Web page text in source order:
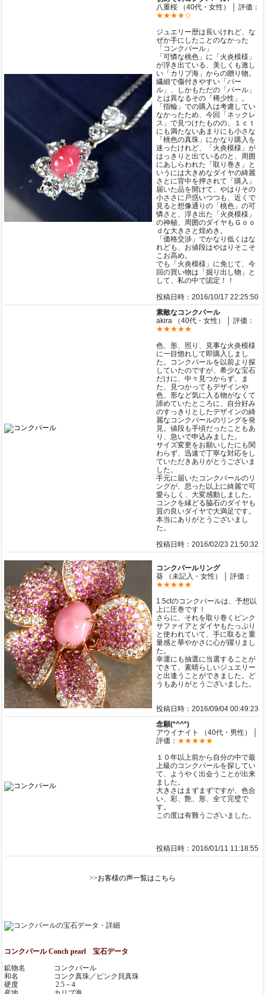
八重桜 （40代・女性） │ 評価：
★★★★☆
ジュエリー歴は長いけれど、な
ぜか手にしたことのなかった
「コンクパール」
「可憐な桃色」に「火炎模様」
が浮き出ている、美しくも激し
い「カリブ海」からの贈り物。
繊細で傷付きやすい「パー
ル」、しかもただの「パール」
とは異なるその「稀少性」。
「指輪」での購入は考慮してい
なかったため、今回「ネックレ
ス」で見つけたものの、１ｃｔ
にも満たないあまりにも小さな
「桃色の真珠」にかなり購入を
迷ったけれど、「火炎模様」が
はっきりと出ているのと、周囲
にあしらわれた「取り巻き」と
いうには大きめなダイヤの綺麗
さとに背中を押されて「購入」
届いた品を開けて、やはりその
小ささに戸惑いつつも、近くで
見ると想像通りの「桃色」の可
憐さと、浮き出た「火炎模様」
の神秘、周囲のダイヤもＧｏｏ
ｄな大きさと煌めき。
「価格交渉」でかなり低くはな
れども、お値段はやはりそこそ
こお高め。
でも「火炎模様」に免じて、今
回の買い物は「掘り出し物」と
して、私の中で認定！！
投稿日時：2016/10/17 22:25:50
素敵なコンクパール
akira （40代・女性） │ 評価：
★★★★★
色、形、照り、見事な火炎模様
に一目惚れして即購入しまし
た。コンクパールを以前より探
していたのですが、希少な宝石
だけに、中々見つからず、ま
た、見つかってもデザインや
色、形など気に入る物がなくて
諦めていたところに、自分好み
のすっきりとしたデザインの綺
麗なコンクパールのリングを発
見。値段も手頃だったこともあ
り、急いで申込みました。
サイズ変更をお願いしたにも関
わらず、迅速で丁寧な対応をし
ていただきありがとうございま
した。
手元に届いたコンクパールのリ
ングが、思った以上に綺麗で可
愛らしく、大変感動しました。
コンクを縁どる脇石のダイヤも
質の良いダイヤで大満足です。
本当にありがとうございまし
た。
投稿日時：2016/02/23 21:50:32
コンクパールリング
葵 （未記入・女性） │ 評価：
★★★★★
1.5ctのコンクパールは、予想以
上に圧巻です！
さらに、それを取り巻くピンク
サファイアとダイヤもたっぷり
と使われていて、手に取ると重
量感と華やかさに心が躍りまし
た。
幸運にも抽選に当選することが
できて、素晴らしいジュエリー
と出逢うことができました。ど
うもありがとうございました。
投稿日時：2016/09/04 00:49:23
念願(*^^*)
アウイナイト （40代・男性） │
評価： ★★★★★
１０年以上前から自分の中で最
上級のコンクパールを探してい
て、ようやく出会うことが出来
ました。
大きさはまずまずですが、色合
い、彩、艶、形、全て完璧で
す。
この度は有難うございました。
投稿日時：2016/01/11 11:18:55
>>お客様の声一覧はこちら
コンクパール Conch pearl 宝石データ
鉱物名 コンクパール
和名 コンク真珠／ピンク貝真珠
硬度 2.5－4